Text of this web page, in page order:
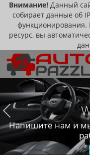
Внимание! Данный
собирает данные об
функционирования.
ресурс, вы
Напишите нам и